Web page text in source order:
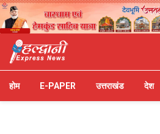
होम E-PAPER उत्तराखंड देश